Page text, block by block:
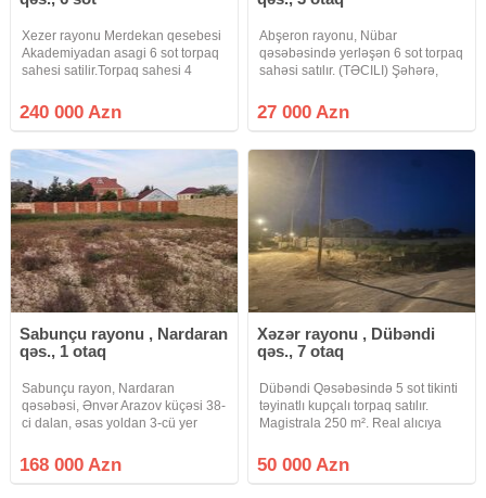
Xezer rayonu Merdekan qesebesi
Akademiyadan asagi 6 sot torpaq
sahesi satilir.Torpaq sahesi 4
yaşayış evi villalardi.Qapisi
qoyulub.Icinde tikili var.Qazi ,
240 000 Azn
Abşeron rayonu, Nübar
qəsəbəsində yerləşən 6 sot torpaq
sahəsi satılır. (TƏCILI) Şəhərə,
Lökbatan istiqamətinə rahat çıxışı
var. İstənilən istiqamətdə marşrut
27 000 Azn
Sabunçu rayonu , Nardaran
qəs., 1 otaq
Sabunçu rayon, Nardaran
qəsəbəsi, Ənvər Arazov küçəsi 38-
ci dalan, əsas yoldan 3-cü yer
satılır Sənəd KUPÇA Kod: Sea
1008 Qeyd: Müştəri tərəfdən ofis
168 000 Azn
Xəzər rayonu , Dübəndi
qəs., 7 otaq
Dübəndi Qəsəbəsində 5 sot tikinti
təyinatlı kupçalı torpaq satılır.
Magistrala 250 m². Real alıcıya
edin
50 000 Azn